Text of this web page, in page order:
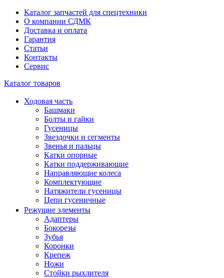
Каталог запчастей для спецтехники
О компании СДМК
Доставка и оплата
Гарантия
Статьи
Контакты
Сервис
Каталог товаров
Ходовая часть
Башмаки
Болты и гайки
Гусеницы
Звездочки и сегменты
Звенья и пальцы
Катки опорные
Катки поддерживающие
Направляющие колеса
Комплектующие
Натяжители гусеницы
Цепи гусеничные
Режущие элементы
Адаптеры
Бокорезы
Зубья
Коронки
Крепеж
Ножи
Стойки рыхлителя